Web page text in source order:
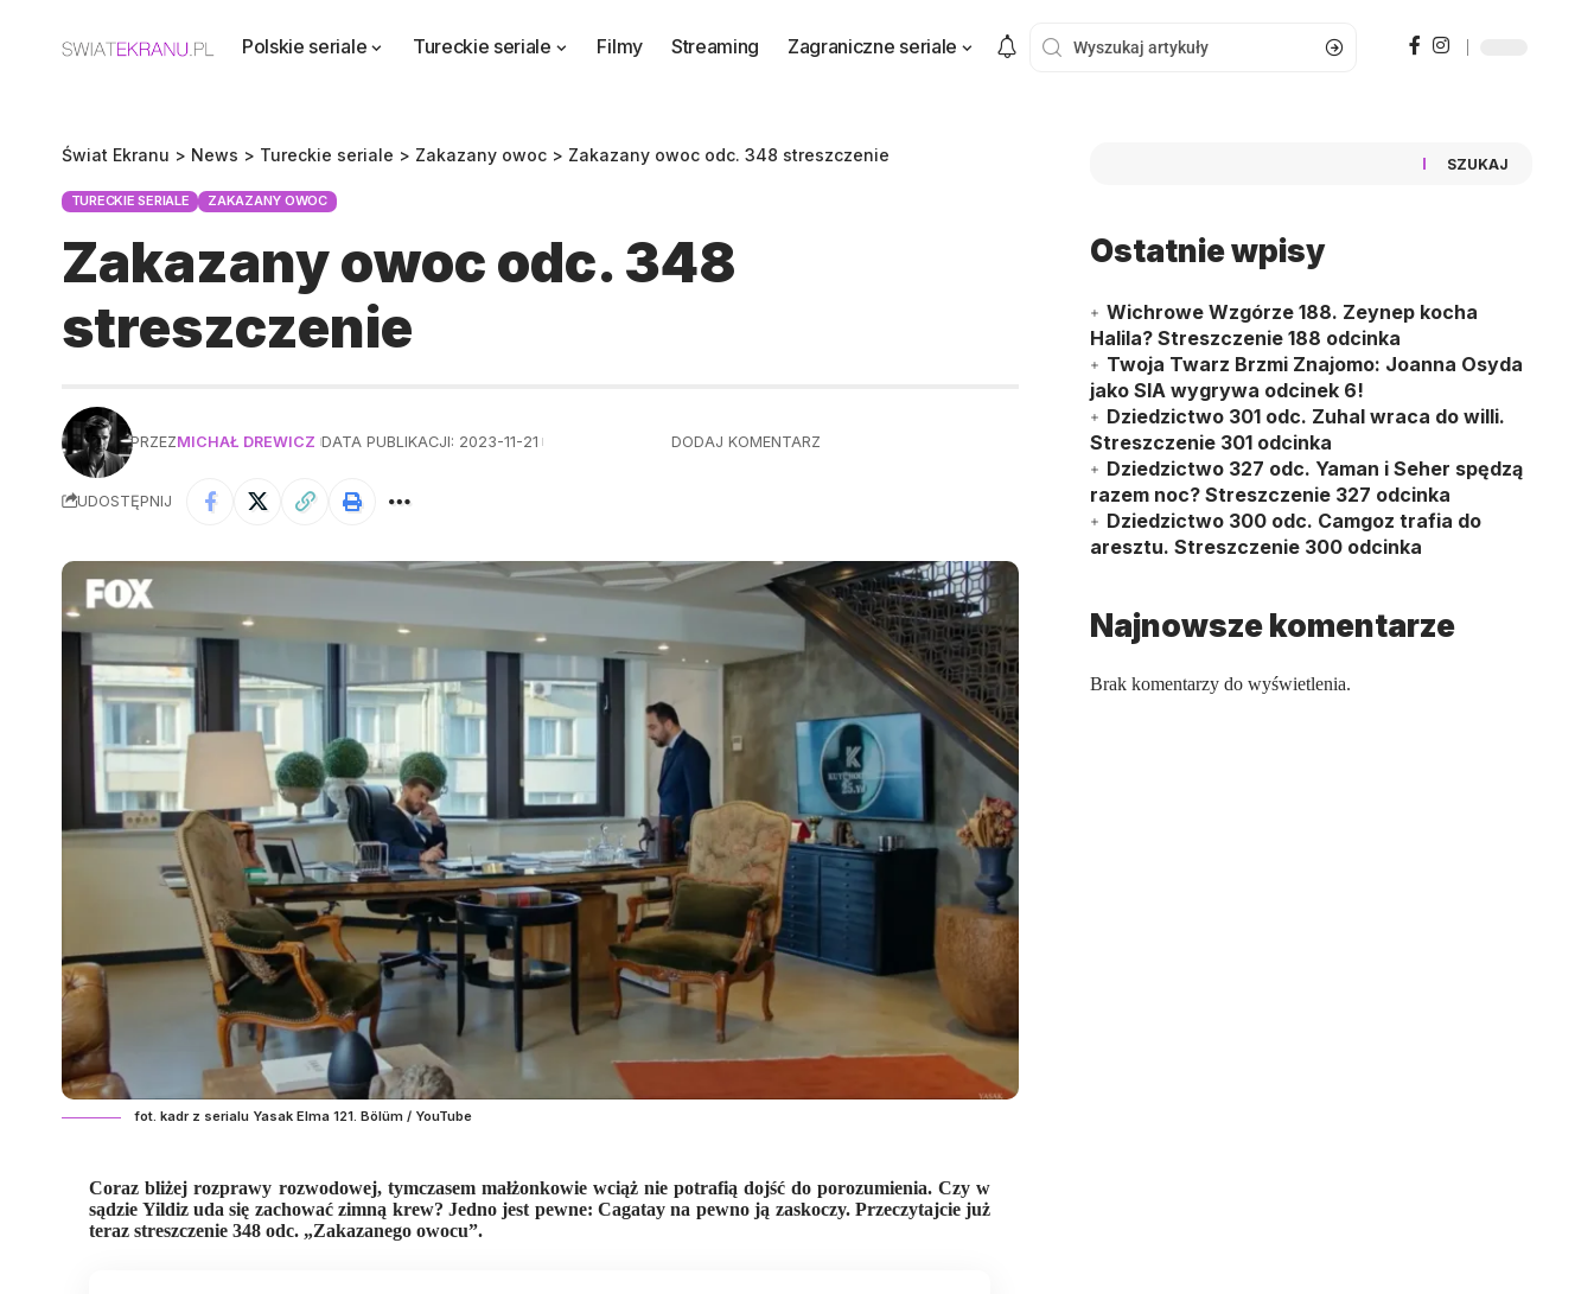
Polskie seriale Tureckie seriale Filmy Streaming Zagraniczne seriale
Świat Ekranu > News > Tureckie seriale > Zakazany owoc > Zakazany owoc odc. 348 streszczenie
TURECKIE SERIALE ZAKAZANY OWOC
Zakazany owoc odc. 348
streszczenie
PRZEZMICHAŁ DREWICZ DATA PUBLIKACJI: 2023-11-21 DODAJ KOMENTARZ
UDOSTĘPNIJ
fot. kadr z serialu Yasak Elma 121. Bölüm / YouTube
Coraz bliżej rozprawy rozwodowej, tymczasem małżonkowie wciąż nie potrafią dojść do porozumienia. Czy w
sądzie Yildiz uda się zachować zimną krew? Jedno jest pewne: Cagatay na pewno ją zaskoczy. Przeczytajcie już
teraz streszczenie 348 odc. „Zakazanego owocu”.
SZUKAJ
Ostatnie wpisy
Wichrowe Wzgórze 188. Zeynep kocha
Halila? Streszczenie 188 odcinka
Twoja Twarz Brzmi Znajomo: Joanna Osyda
jako SIA wygrywa odcinek 6!
Dziedzictwo 301 odc. Zuhal wraca do willi.
Streszczenie 301 odcinka
Dziedzictwo 327 odc. Yaman i Seher spędzą
razem noc? Streszczenie 327 odcinka
Dziedzictwo 300 odc. Camgoz trafia do
aresztu. Streszczenie 300 odcinka
Najnowsze komentarze
Brak komentarzy do wyświetlenia.